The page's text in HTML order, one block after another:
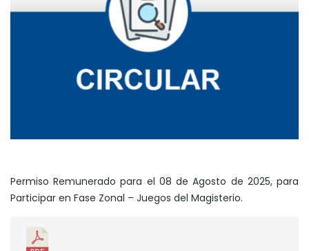
Permiso Remunerado para el 08 de Agosto de 2025, para
Participar en Fase Zonal – Juegos del Magisterio.